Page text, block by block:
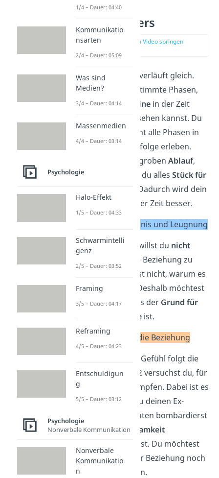
Phasen des
Liebeskummers
zur Stelle im Video springen
Kein Liebeskummer verläuft gleich.
Dennoch gibt es bestimmte Phasen,
die du alsMeilensteine in der Zeit
nach der Trennung sehen kannst. Du
musst allerdings nicht alle Phasen in
genau dieser Reihenfolge erleben.
Kennst du aber den groben Ablauf,
dann siehst du, dass du alles Stück für
. Dadurch wird dein
Liebeskummer mit der Zeit besser.
Phase 1: Unverständnis und Leugnung
In der ersten Phase willst du nicht
, dass die Beziehung zu
Ende ist. Du verstehst nicht, warum es
zur Trennung kam. Deshalb möchtest
du herausfinden, was der Grund für
das Beziehungsendeist.
Phase 2: Kampf um die Beziehung
Auf das verzweifelte Gefühl folgt die
Hoffnung. In Phase 2 versuchst du, für
die Beziehung zu kämpfen. Dabei ist es
ganz normal, dass du deinen Ex-
Partner mit Nachrichten bombardierst
und seineAufmerksamkeit
willst. Du möchtest
ihn dazu bringen, der Beziehung noch
eine Chance zu geben.
1/4 – Dauer: 04:40
Kommunikatio
nsarten
2/4 – Dauer: 05:09
Was sind
Medien?
3/4 – Dauer: 04:14
Massenmedien
4/4 – Dauer: 03:14
Psychologie
Halo-Effekt
1/5 – Dauer: 04:33
Schwarmintelli
genz
2/5 – Dauer: 03:52
Framing
3/5 – Dauer: 04:17
Reframing
4/5 – Dauer: 04:23
Entschuldigun
g
5/5 – Dauer: 03:12
Psychologie
Nonverbale Kommunikation
Nonverbale
Kommunikatio
n